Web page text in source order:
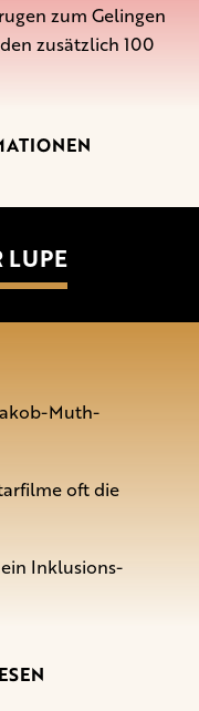
zum Gelingen
zusätzlich 100
LUPE
Muth-
oft die
Inklusions-